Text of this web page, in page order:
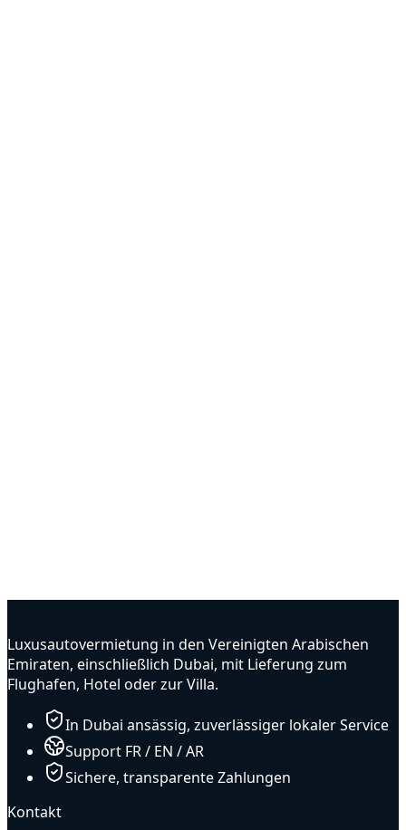
Luxusautovermietung in den Vereinigten Arabischen
Emiraten, einschließlich Dubai, mit Lieferung zum
Flughafen, Hotel oder zur Villa.
In Dubai ansässig, zuverlässiger lokaler Service
Support FR / EN / AR
Sichere, transparente Zahlungen
Kontakt